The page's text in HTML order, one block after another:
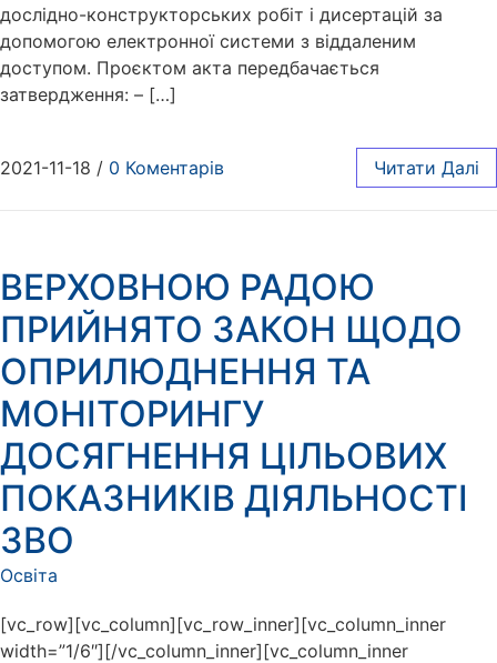
дослідно-конструкторських робіт і дисертацій за
допомогою електронної системи з віддаленим
доступом. Проєктом акта передбачається
затвердження: – […]
2021-11-18 / 0 Коментарів Читати Далі
ВЕРХОВНОЮ РАДОЮ
ПРИЙНЯТО ЗАКОН ЩОДО
ОПРИЛЮДНЕННЯ ТА
МОНІТОРИНГУ
ДОСЯГНЕННЯ ЦІЛЬОВИХ
ПОКАЗНИКІВ ДІЯЛЬНОСТІ
ЗВО
Освіта
[vc_row][vc_column][vc_row_inner][vc_column_inner
width=”1/6″][/vc_column_inner][vc_column_inner